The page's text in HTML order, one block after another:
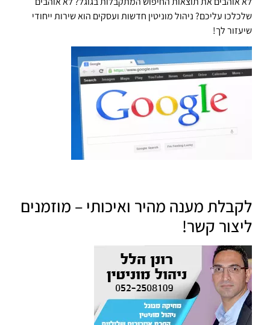
שלכלכו עליכם? ניהול מוניטין חדשות ועסקים הוא שירות ייחודי
שיעזור לך!
לקבלת מענה מהיר ואיכותי – מוזמנים
ליצור קשר!